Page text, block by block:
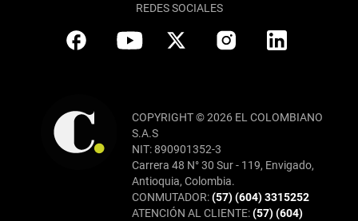
REDES SOCIALES
COPYRIGHT © 2026 EL COLOMBIANO
S.A.S
NIT: 890901352-3
Carrera 48 N° 30 Sur - 119, Envigado,
Antioquia, Colombia.
CONMUTADOR:(57) (604) 3315252
ATENCIÓN AL CLIENTE:(57) (604)